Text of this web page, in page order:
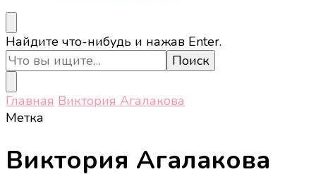
Ищите
что-
то?
Найдите что-нибудь и нажав Enter.
Главная Виктория Агалакова
Метка
Виктория Агалакова